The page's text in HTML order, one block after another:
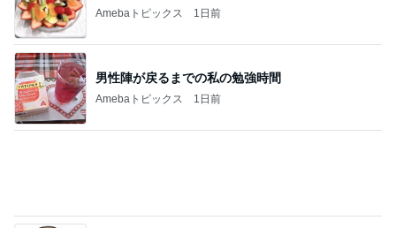
Amebaトピックス 1日前
男性陣が戻るまでの私の勉強時間
Amebaトピックス 1日前